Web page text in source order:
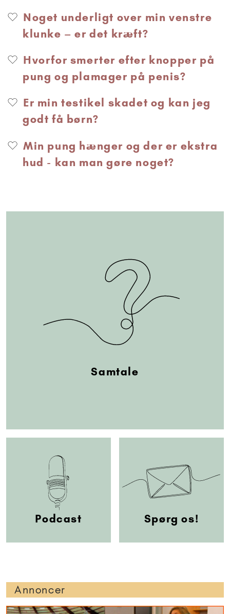
Noget underligt over min venstre
klunke – er det kræft?
Hvorfor smerter efter knopper på
pung og plamager på penis?
Er min testikel skadet og kan jeg
godt få børn?
Min pung hænger og der er ekstra
hud - kan man gøre noget?
Samtale
Podcast Spørg os!
Annoncer